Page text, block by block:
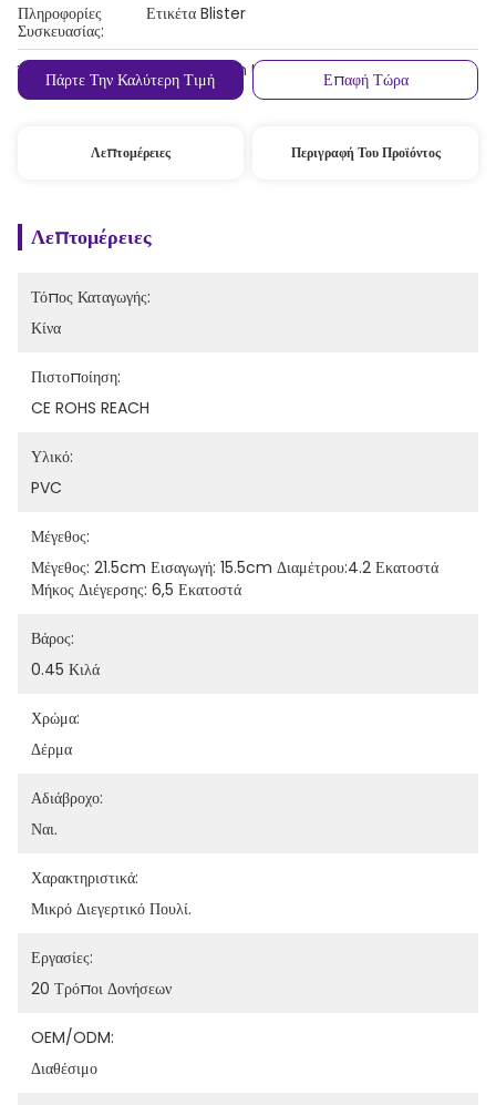
Πληροφορίες
Συσκευασίας:
Ετικέτα Blister
Όροι Πληρωμής: T/T, Western Union, MoneyGram
Πάρτε Την Καλύτερη Τιμή Επαφή Τώρα
Λεπτομέρειες Περιγραφή Του Προϊόντος
Λεπτομέρειες
Τόπος Καταγωγής:
Κίνα
Πιστοποίηση:
CE ROHS REACH
Υλικό:
PVC
Μέγεθος:
Μέγεθος: 21.5cm Εισαγωγή: 15.5cm Διαμέτρου:4.2 Εκατοστά
Μήκος Διέγερσης: 6,5 Εκατοστά
Βάρος:
0.45 Κιλά
Χρώμα:
Δέρμα
Αδιάβροχο:
Ναι.
Χαρακτηριστικά:
Μικρό Διεγερτικό Πουλί.
Εργασίες:
20 Τρόποι Δονήσεων
OEM/ODM:
Διαθέσιμο